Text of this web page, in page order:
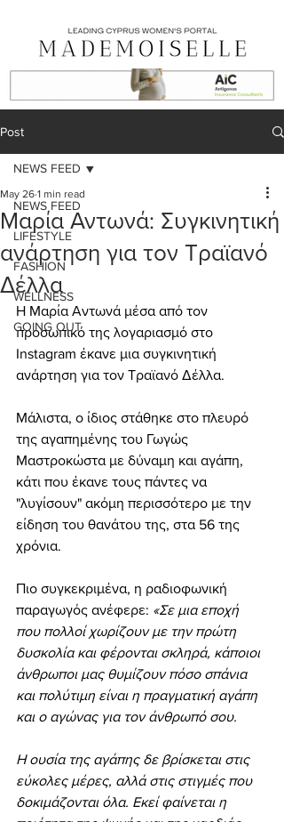
Post
NEWS FEED
LIFESTYLE
FASHION
WELLNESS
GOING OUT
NEWS FEED
Μαρία Αντωνά: Συγκινητική
ανάρτηση για τον Τραϊανό
Δέλλα
May 26 1 min read
Η Μαρία Αντωνά μέσα από τον
προσωπικό της λογαριασμό στο
Instagram έκανε μια συγκινητική
ανάρτηση για τον Τραϊανό Δέλλα.
Μάλιστα, ο ίδιος στάθηκε στο πλευρό
της αγαπημένης του Γωγώς
Μαστροκώστα με δύναμη και αγάπη,
κάτι που έκανε τους πάντες να
"λυγίσουν" ακόμη περισσότερο με την
είδηση του θανάτου της, στα 56 της
χρόνια.
Πιο συγκεκριμένα, η ραδιοφωνική
παραγωγός ανέφερε: «Σε μια εποχή
που πολλοί χωρίζουν με την πρώτη
δυσκολία και φέρονται σκληρά, κάποιοι
άνθρωποι μας θυμίζουν πόσο σπάνια
και πολύτιμη είναι η πραγματική αγάπη
και ο αγώνας για τον άνθρωπό σου.
Η ουσία της αγάπης δε βρίσκεται στις
εύκολες μέρες, αλλά στις στιγμές που
δοκιμάζονται όλα. Εκεί φαίνεται η